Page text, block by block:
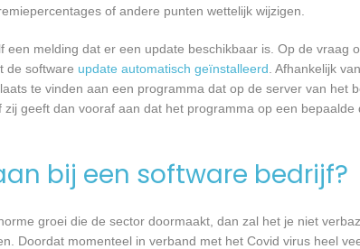
of andere punten wettelijk wijzigen.
melding dat er een update beschikbaar is. Op de vraag
de software update automatisch geïnstalleerd. Afhankelijk
te vinden aan een programma dat op de server van het
geeft dan vooraf aan dat het programma op een bepaalde
bij een software bedrijf?
groei die de sector doormaakt, dan zal het je niet
Doordat momenteel in verband met het Covid virus heel